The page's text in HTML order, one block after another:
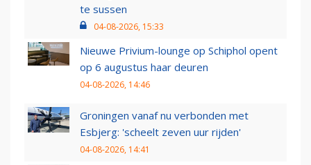
te sussen
04-08-2026, 15:33
Nieuwe Privium-lounge op Schiphol opent
op 6 augustus haar deuren
04-08-2026, 14:46
Groningen vanaf nu verbonden met
Esbjerg: 'scheelt zeven uur rijden'
04-08-2026, 14:41